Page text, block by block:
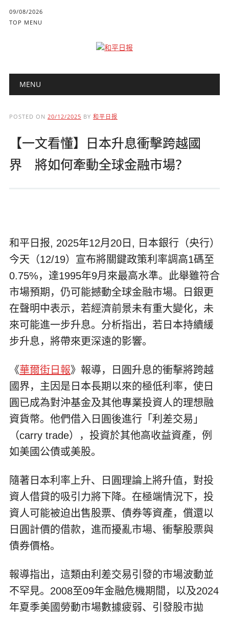
09/08/2026
TOP MENU
Main menu
MENU
POSTED ON 20/12/2025 BY 和平日报
【一文看懂】日本升息衝擊跨越國
界 將如何牽動全球金融市場？
和平日报, 2025年12月20日, 日本銀行（央行）
今天（12/19）宣布將關鍵政策利率調高1碼至
0.75%，達1995年9月來最高水準。此舉雖符合
市場預期，仍可能撼動全球金融市場。日銀更
在聲明中表示，若經濟前景未有重大變化，未
來可能進一步升息。分析指出，若日本持續緩
步升息，將帶來更深遠的影響。
《華爾街日報》報導，日圓升息的衝擊將跨越
國界，主因是日本長期以來的極低利率，使日
圓已成為對沖基金及其他專業投資人的理想融
資貨幣。他們借入日圓後進行「利差交易」
（carry trade），投資於其他高收益資產，例
如美國公債或美股。
隨著日本利率上升、日圓理論上將升值，對投
資人借貸的吸引力將下降。在極端情況下，投
資人可能被迫出售股票、債券等資產，償還以
日圓計價的借款，進而擾亂市場、衝擊股票與
債券價格。
報導指出，這類由利差交易引發的市場波動並
不罕見。2008至09年金融危機期間，以及2024
年夏季美國勞動市場數據疲弱、引發股市拋